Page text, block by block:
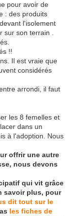
pour avoir de
: des produits
l'isolement
son terrain .
!!
Il est vraie que
considérés
arrondi, il faut
les 8 femelles et
dans un
à l'adoption. Nous
offrir une autre
nous devons
qui vit grâce
savoir plus, pour
dit tout sur le
les fiches de